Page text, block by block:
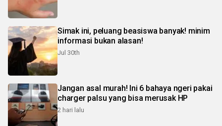
Simak ini, peluang beasiswa banyak! minim
informasi bukan alasan!
Jul 30th
Jangan asal murah! Ini 6 bahaya ngeri pakai
charger palsu yang bisa merusak HP
2 hari lalu